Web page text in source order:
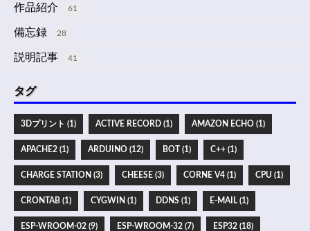
作品紹介 61
備忘録 28
説明記事 41
タグ
3Dプリント (1) ACTIVE RECORD (1) AMAZON ECHO (1)
APACHE2 (1) ARDUINO (12) BOT (1) C++ (1)
CHARGE STATION (3) CHEESE (3) CORNE V4 (1) CPU (1)
CRONTAB (1) CYGWIN (1) DDNS (1) E-MAIL (1)
ESP-WROOM-02 (9) ESP-WROOM-32 (7) ESP32 (18)